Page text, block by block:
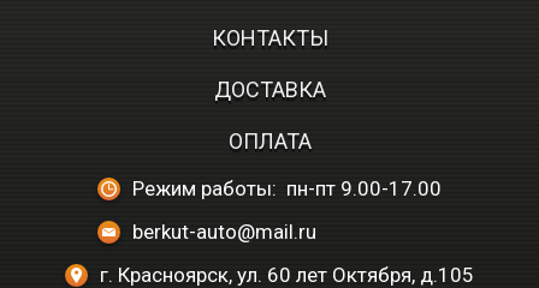
КОНТАКТЫ
ДОСТАВКА
ОПЛАТА
Режим работы: пн-пт 9.00-17.00
berkut-auto@mail.ru
г. Красноярск, ул. 60 лет Октября, д.105